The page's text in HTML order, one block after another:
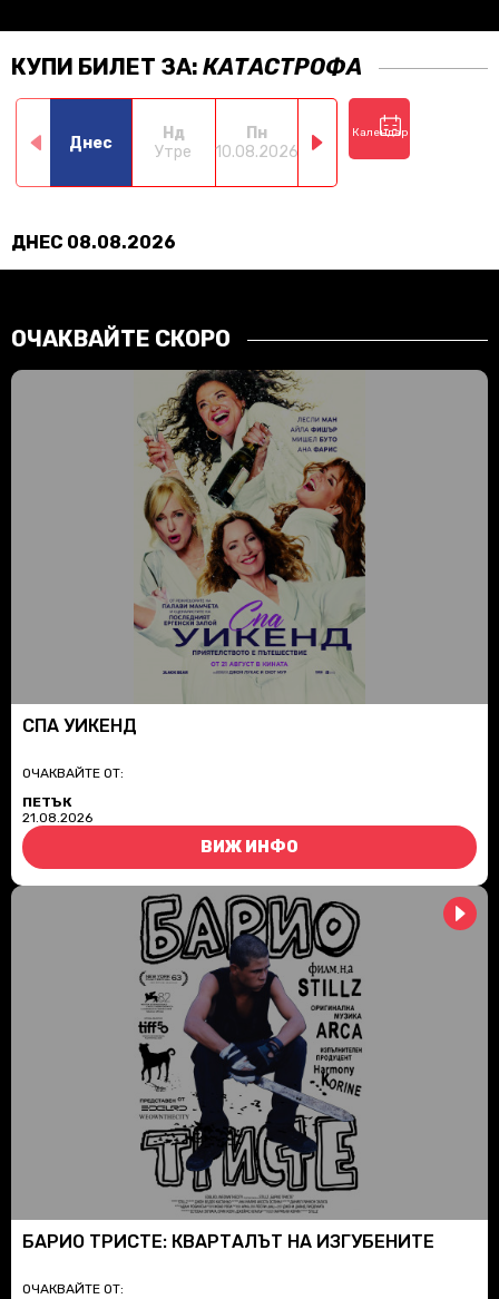
КУПИ БИЛЕТ ЗА: КАТАСТРОФА
Днес
Нд
Утре
Пн
10.08.2026 11.08.2026
12.08.2026
Календар
ДНЕС 08.08.2026
ОЧАКВАЙТЕ СКОРО
СПА УИКЕНД
ОЧАКВАЙТЕ ОТ:
ПЕТЪК
21.08.2026
ВИЖ ИНФО
БАРИО ТРИСТЕ: КВАРТАЛЪТ НА ИЗГУБЕНИТЕ
ОЧАКВАЙТЕ ОТ: